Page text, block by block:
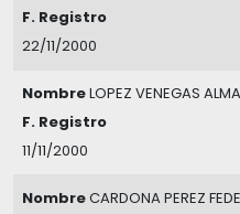
F. Registro
22/11/2000
NombreLOPEZ VENEGAS
F. Registro
11/11/2000
NombreCARDONA PEREZ